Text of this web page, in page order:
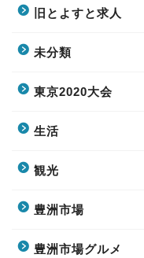
旧とよすと求人
未分類
東京2020大会
生活
観光
豊洲市場
豊洲市場グルメ